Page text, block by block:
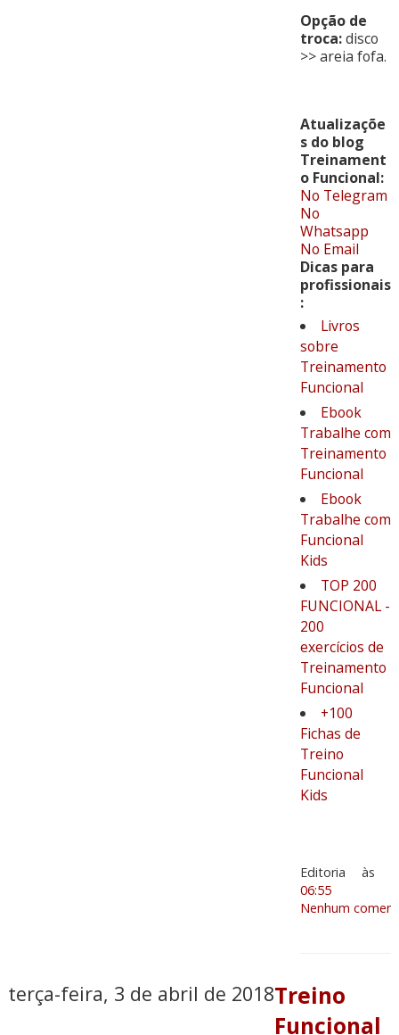
Opção de
troca:disco
>> areia fofa.
Atualizaçõe
s do blog
Treinament
o Funcional:
No Telegram
No
Whatsapp
No Email
Dicas para
profissionais
:
Livros
sobre
Treinamento
Funcional
Ebook
Trabalhe com
Treinamento
Funcional
Ebook
Trabalhe com
Funcional
Kids
TOP 200
FUNCIONAL -
200
exercícios de
Treinamento
Funcional
+100
Fichas de
Treino
Funcional
Kids
Editoria
às
06:55
Nenhum
terça-feira, 3 de abril de 2018Treino
Funcional